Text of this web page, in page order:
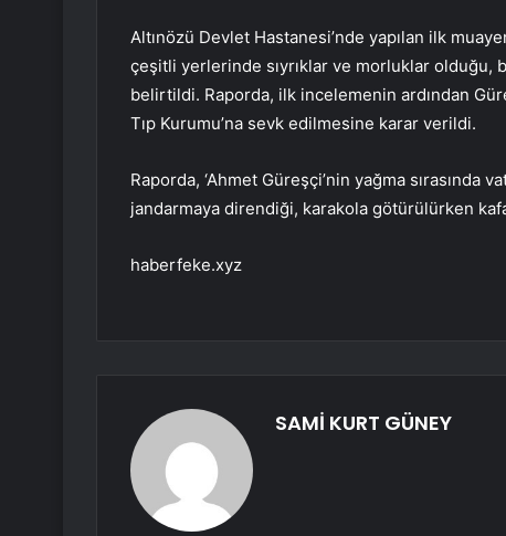
Altınözü Devlet Hastanesi’nde yapılan ilk
çeşitli yerlerinde sıyrıklar ve morluklar olduğu,
belirtildi. Raporda, ilk incelemenin ardından
Tıp Kurumu’na sevk edilmesine karar verildi.
Raporda, ‘Ahmet Güreşçi’nin yağma sırasında
jandarmaya direndiği, karakola götürülürken
haberfeke.xyz
SAMİ KURT GÜNEY